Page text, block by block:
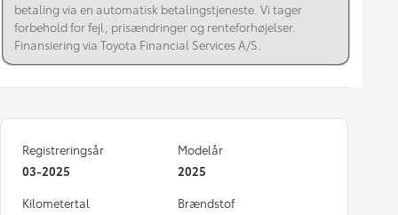
betaling via en automatisk betalingstjeneste. Vi tager
forbehold for fejl, prisændringer og renteforhøjelser.
Finansiering via Toyota Financial Services A/S.
Registreringsår
03-2025
Modelår
2025
Kilometertal
Brændstof